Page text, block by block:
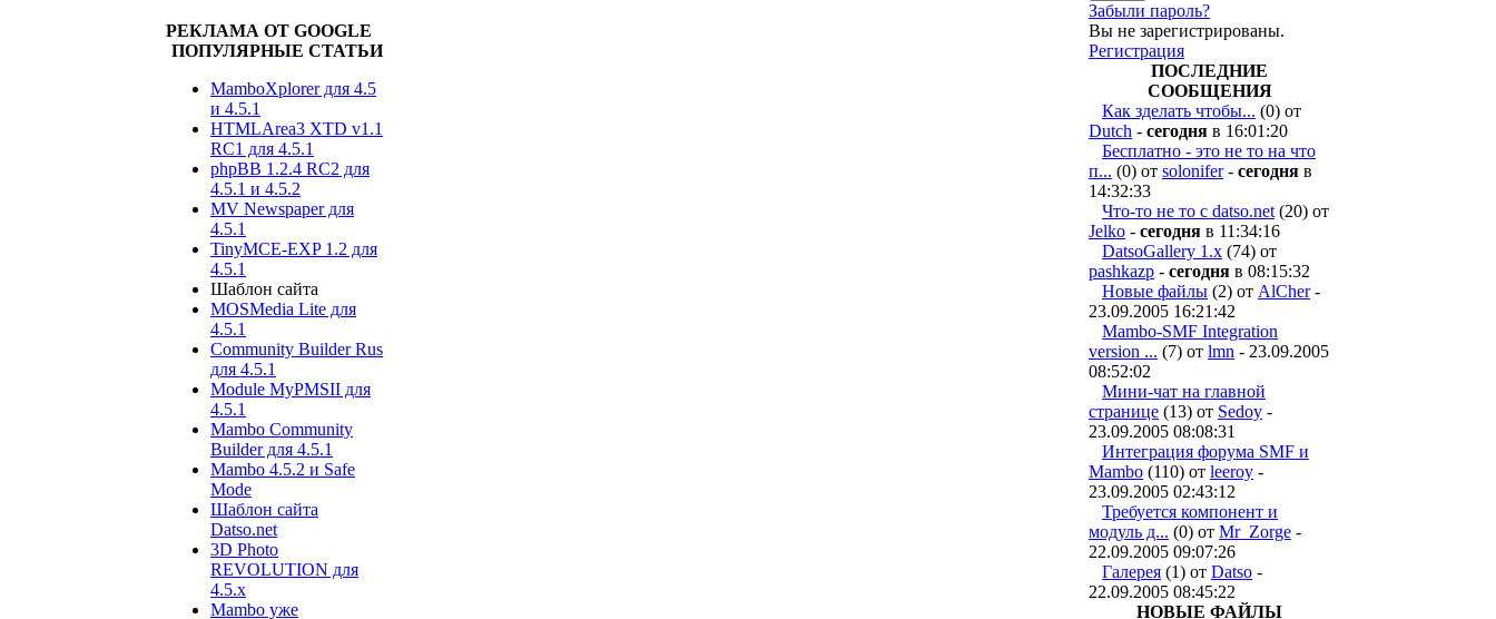
РЕКЛАМА ОТ GOOGLE
ПОПУЛЯРНЫЕ СТАТЬИ
MamboXplorer для 4.5
и 4.5.1
HTMLArea3 XTD v1.1
RC1 для 4.5.1
phpBB 1.2.4 RC2 для
4.5.1 и 4.5.2
MV Newspaper для
4.5.1
TinyMCE-EXP 1.2 для
4.5.1
Шаблон сайта
MOSMedia Lite для
4.5.1
Community Builder Rus
для 4.5.1
Module MyPMSII для
4.5.1
Mambo Community
Builder для 4.5.1
Mambo 4.5.2 и Safe
Mode
Шаблон сайта
Datso.net
3D Photo
REVOLUTION для
4.5.х
Mambo уже
Забыли пароль?
Вы не зарегистрированы.
Регистрация
ПОСЛЕДНИЕ
СООБЩЕНИЯ
Как зделать чтобы... (0) от
Dutch - сегодня в 16:01:20
Бесплатно - это не то на что
п... (0) от solonifer- сегодня в
14:32:33
Что-то не то с datso.net (20) от
Jelko - сегодня в 11:34:16
DatsoGallery 1.x (74) от
pashkazp - сегодня в 08:15:32
Новые файлы (2) от AlCher-
23.09.2005 16:21:42
Mambo-SMF Integration
version ... (7) от lmn - 23.09.2005
08:52:02
Мини-чат на главной
странице (13) от Sedoy -
23.09.2005 08:08:31
Интеграция форума SMF и
Mambo (110) от leeroy -
23.09.2005 02:43:12
Требуется компонент и
модуль д... (0) от Mr_Zorge -
22.09.2005 09:07:26
Галерея (1) от Datso -
22.09.2005 08:45:22
НОВЫЕ ФАЙЛЫ